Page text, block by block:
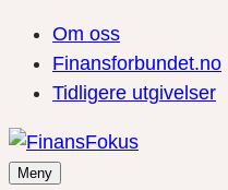
Om oss
Finansforbundet.no
Tidligere utgivelser
Meny